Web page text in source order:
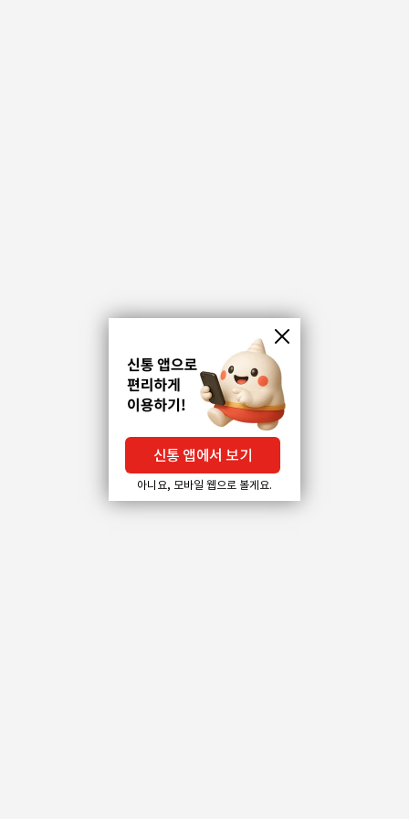
신통 앱에서 보기
아니요, 모바일 웹으로 볼게요.